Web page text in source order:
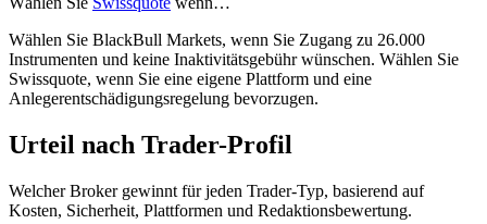
Wählen Sie BlackBull Markets, wenn Sie Zugang zu 26.000
Instrumenten und keine Inaktivitätsgebühr wünschen. Wählen Sie
Swissquote, wenn Sie eine eigene Plattform und eine
Anlegerentschädigungsregelung bevorzugen.
Urteil nach Trader-Profil
Welcher Broker gewinnt für jeden Trader-Typ, basierend auf
Kosten, Sicherheit, Plattformen und Redaktionsbewertung.